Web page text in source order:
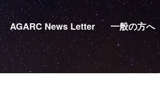
AGARC News Letter
一般の方へ